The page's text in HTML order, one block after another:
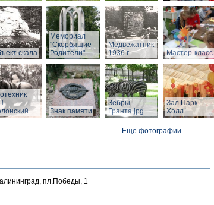
скала
Мемориал
"Скорбящие
Родители"
Медвежатник
1936 г
Мастер-класс
Знак памяти
Зебры
Гранта.jpg
Зал Парк-
Холл
Еще фотографии
пл.Победы, 1